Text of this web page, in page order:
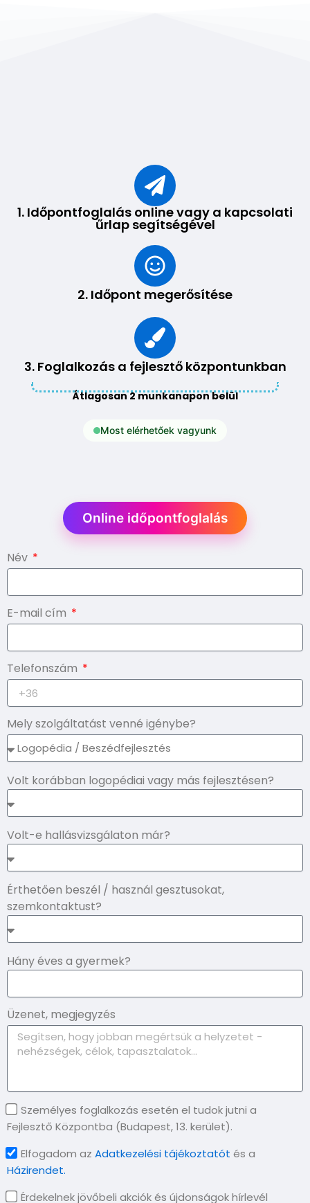
1. Időpontfoglalás online vagy a kapcsolati
űrlap segítségével
2. Időpont megerősítése
3. Foglalkozás a fejlesztő központunkban
Átlagosan 2 munkanapon belül
Most elérhetőek vagyunk
Online időpontfoglalás
Név
E-mail cím
Telefonszám
Mely szolgáltatást venné igénybe?
Volt korábban logopédiai vagy más fejlesztésen?
Volt-e hallásvizsgálaton már?
Érthetően beszél / használ gesztusokat,
szemkontaktust?
Hány éves a gyermek?
Üzenet, megjegyzés
Személyes foglalkozás esetén el tudok jutni a
Fejlesztő Központba (Budapest, 13. kerület).
Elfogadom az Adatkezelési tájékoztatót és a
Házirendet.
Érdekelnek jövőbeli akciók és újdonságok hírlevél